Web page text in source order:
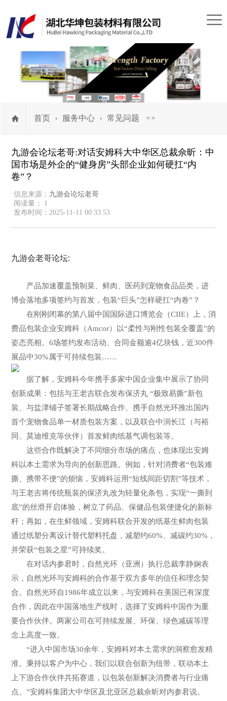
首页 >
服务中心 >
常见问题
九游会论坛老哥:对话安姆科大中华区总裁佘昕：中
国市场是外企的“健身房”头部企业如何硬扛“内
卷”？
信息来源： 九游会论坛老哥
阅读量： 1
发布时间：2025-11-11 00:33:53
九游会老哥论坛:
产品加速覆盖预制菜、鲜肉、医药到宠物食品品类，进
博会落地多项签约与首发，包装“巨头”怎样硬扛“内卷”？
在刚刚闭幕的第八届中国国际进口博览会（CIIE）上，消
费品包装企业安姆科（Amcor）以“柔性与刚性包装全覆盖”的
姿态亮相。6场签约发布活动、合同金额逾4亿块钱，近300件
展品中30%属于可持续包装……
据了解，安姆科今年携手多家中国企业集中展示了协同
创新成果：包括与王老吉联合发布保济丸 “极致易撕”新包
装、与盐津铺子签署长期战略合作、携手自然光环推出国内
首个宠物食品单一材质包装方案，以及联合中润长江（与裕
同、莫迪维克等伙伴）首发鲜肉纸基气调包装等。
这些合作既解决了不同细分市场的痛点，也体现出安姆
科以本土需求为导向的创新思路。例如，针对消费者“包装难
撕、携带不便”的烦恼，安姆科运用“短线间距切割”等技术，
与王老吉将传统瓶装的保济丸改为轻量化条包，实现“一撕到
底”的丝滑开启体验，树立了药品、保健品包装便捷化的新标
杆；再如，在生鲜领域，安姆科联合开发的纸基生鲜肉包装
通过纸塑分离设计替代塑料托盘，减塑约60%、减碳约30%，
并荣获“包装之星”可持续奖。
在对话内参君时，自然光环（亚洲）执行总裁李静娴表
示，自然光环与安姆科的合作基于双方多年的信任和理念契
合。自然光环自1986年成立以来，与安姆科在美国已有深度
合作，因此在中国落地生产线时，选择了安姆科中国作为重
要合作伙伴。两家公司在可持续发展、环保、绿色减碳等理
念上高度一致。
“进入中国市场30余年，安姆科对本土需求的洞察愈发精
准。秉持以客户为中心，我们以联合创新为纽带，联动本土
上下游合作伙伴共拓赛道，以包装创新解决消费者与行业痛
点。”安姆科集团大中华区及北亚区总裁佘昕对内参君说。